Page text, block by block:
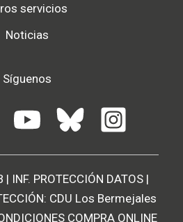
servicios
Noticias
Síguenos
| INF. PROTECCIÓN DATOS|
CDU Los Bermejales
COMPRA ONLINE